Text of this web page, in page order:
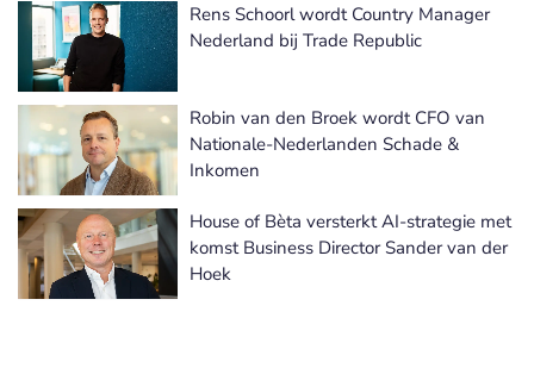
Meer Benoemingen nieuws
Rens Schoorl wordt Country Manager
Nederland bij Trade Republic
Robin van den Broek wordt CFO van
Nationale-Nederlanden Schade &
Inkomen
House of Bèta versterkt AI-strategie met
komst Business Director Sander van der
Hoek